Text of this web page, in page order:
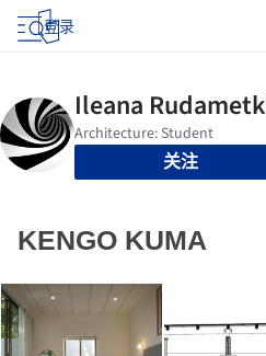
登录
关注
KENGO KUMA